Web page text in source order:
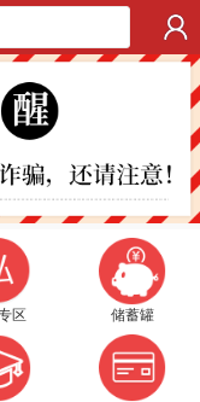
区 储蓄罐